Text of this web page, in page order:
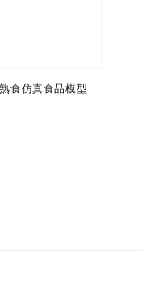
食仿真食品模型